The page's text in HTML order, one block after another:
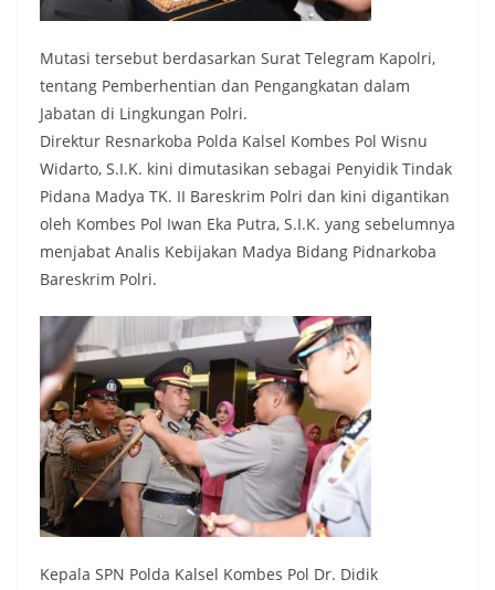
Mutasi tersebut berdasarkan Surat Telegram Kapolri,
tentang Pemberhentian dan Pengangkatan dalam
Jabatan di Lingkungan Polri.
Direktur Resnarkoba Polda Kalsel Kombes Pol Wisnu
Widarto, S.I.K. kini dimutasikan sebagai Penyidik Tindak
Pidana Madya TK. II Bareskrim Polri dan kini digantikan
oleh Kombes Pol Iwan Eka Putra, S.I.K. yang sebelumnya
menjabat Analis Kebijakan Madya Bidang Pidnarkoba
Bareskrim Polri.
Kepala SPN Polda Kalsel Kombes Pol Dr. Didik